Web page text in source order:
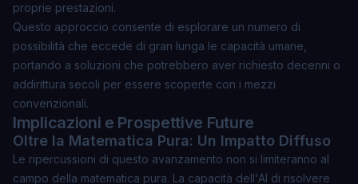
proprie prestazioni.
Questo approccio consente di esplorare un numero di
possibilità che eccede di gran lunga le capacità umane,
portando a soluzioni che potrebbero aver richiesto decenni o
addirittura secoli per essere scoperte con i mezzi
convenzionali.
Implicazioni e Prospettive Future
Oltre la Matematica Pura: Un Impatto Diffuso
Le ripercussioni di questo avanzamento non si limiteranno al
campo della matematica pura. La capacità dell'AI di risolvere